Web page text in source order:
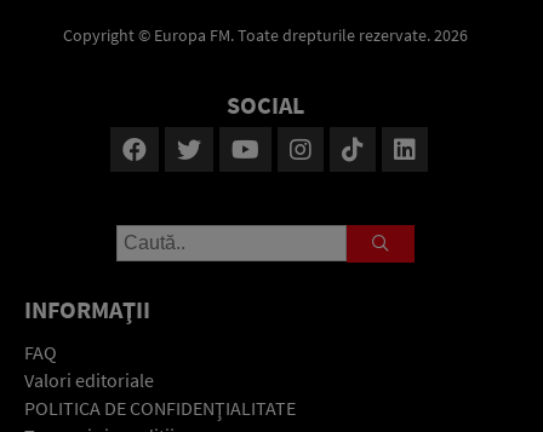
Copyright © Europa FM. Toate drepturile rezervate. 2026
SOCIAL
INFORMAŢII
FAQ
Valori editoriale
POLITICA DE CONFIDENŢIALITATE